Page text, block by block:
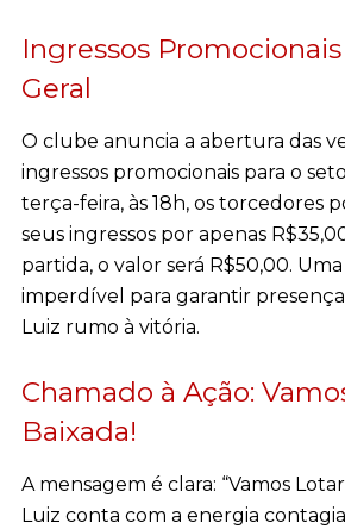
Ingressos
Geral
O clube anuncia a abertura das
ingressos promocionais para o
terça-feira, às 18h, os torcedores
seus ingressos por apenas
partida, o valor será R$50,00.
imperdível para garantir presença
Luiz rumo à vitória.
Chamado à Ação:
Baixada!
A mensagem é clara: “Vamos
Luiz conta com a energia